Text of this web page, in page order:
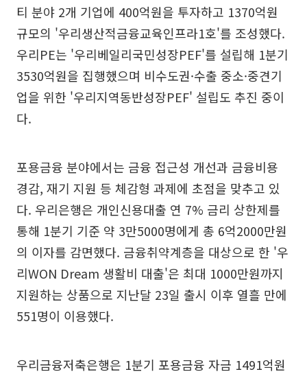
티 분야 2개 기업에 400억원을 투자하고 1370억원
규모의 '우리생산적금융교육인프라1호'를 조성했다.
우리PE는 '우리베일리국민성장PEF'를 설립해 1분기
3530억원을 집행했으며 비수도권·수출 중소·중견기
업을 위한 '우리지역동반성장PEF' 설립도 추진 중이
다.
포용금융 분야에서는 금융 접근성 개선과 금융비용
경감, 재기 지원 등 체감형 과제에 초점을 맞추고 있
다. 우리은행은 개인신용대출 연 7% 금리 상한제를
통해 1분기 기준 약 3만5000명에게 총 6억2000만원
의 이자를 감면했다. 금융취약계층을 대상으로 한 '우
리WON Dream 생활비 대출'은 최대 1000만원까지
지원하는 상품으로 지난달 23일 출시 이후 열흘 만에
551명이 이용했다.
우리금융저축은행은 1분기 포용금융 자금 1491억원